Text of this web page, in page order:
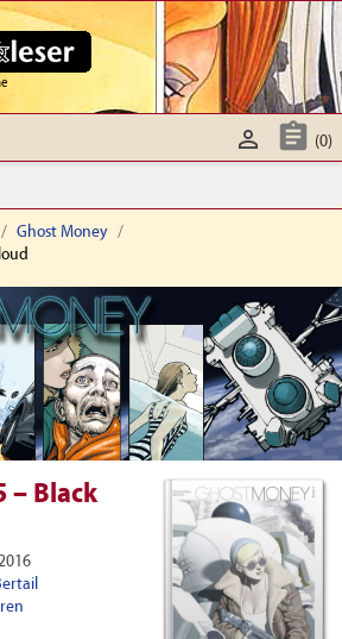
 (0)

Ghost Money
– Black